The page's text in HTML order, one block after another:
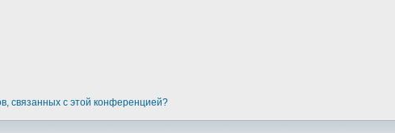
связанных с этой конференцией?